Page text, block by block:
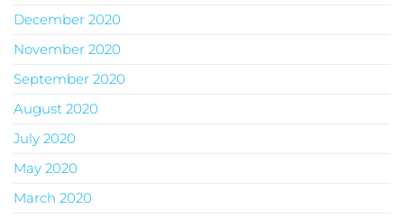
December 2020
November 2020
September 2020
August 2020
July 2020
May 2020
March 2020